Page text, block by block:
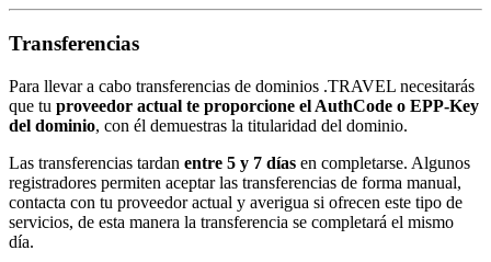
Transferencias
Para llevar a cabo transferencias de dominios .TRAVEL necesitarás
que tu proveedor actual te proporcione el AuthCode o EPP-Key
del dominio, con él demuestras la titularidad del dominio.
Las transferencias tardan entre 5 y 7 días en completarse. Algunos
registradores permiten aceptar las transferencias de forma manual,
contacta con tu proveedor actual y averigua si ofrecen este tipo de
servicios, de esta manera la transferencia se completará el mismo
día.